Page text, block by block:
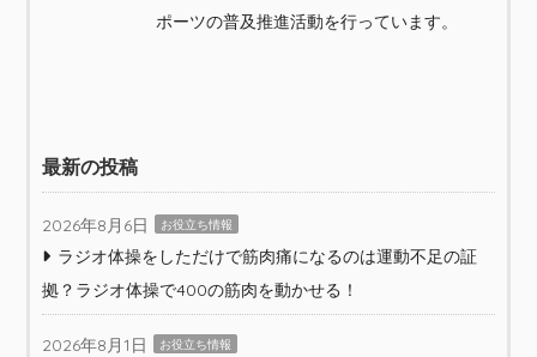
ポーツの普及推進活動を行っています。
最新の投稿
2026年8月6日 お役立ち情報
ラジオ体操をしただけで筋肉痛になるのは運動不足の証
拠？ラジオ体操で400の筋肉を動かせる！
2026年8月1日 お役立ち情報